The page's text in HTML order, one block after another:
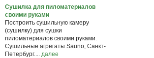
Сушилка для пиломатериалов
своими руками
Построить сушильную камеру
(сушилку) для сушки
пиломатериалов своими руками.
Сушильные агрегаты Sauno, Санкт-
Петербург.... далее